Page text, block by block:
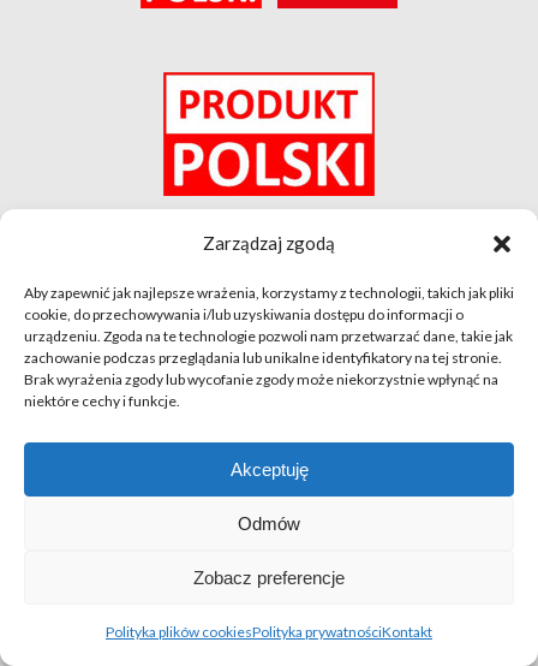
Zarządzaj zgodą
Aby zapewnić jak najlepsze wrażenia, korzystamy z technologii, takich jak pliki
cookie, do przechowywania i/lub uzyskiwania dostępu do informacji o
urządzeniu. Zgoda na te technologie pozwoli nam przetwarzać dane, takie jak
zachowanie podczas przeglądania lub unikalne identyfikatory na tej stronie.
Brak wyrażenia zgody lub wycofanie zgody może niekorzystnie wpłynąć na
niektóre cechy i funkcje.
Akceptuję
Odmów
Zobacz preferencje
Polityka plików cookiesPolityka prywatnościKontakt
Newsletter Polityka prywatności
Polityka plików cookies
#FunduszePromocji
zastrzeżone | realizacjaHillnet